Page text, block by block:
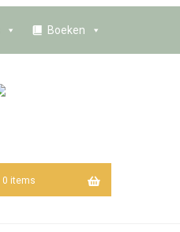
Boeken
0 items